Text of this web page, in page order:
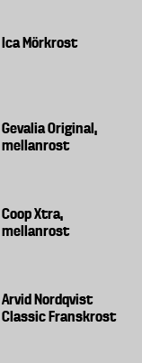
Ica Mörkrost
Gevalia Original,
mellanrost
Coop Xtra,
mellanrost
Arvid Nordqvist
Classic Franskrost